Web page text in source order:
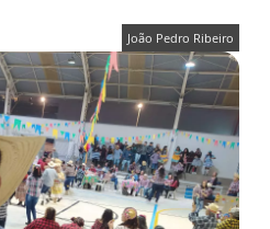
João Pedro Ribeiro